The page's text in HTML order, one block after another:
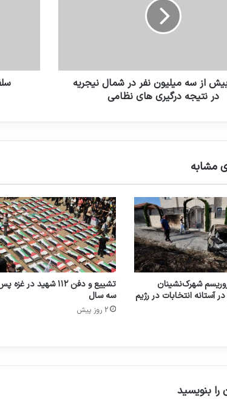
بیش از سه میلیون نفر در شمال نیجریه
در نتیجه درگیری های نظامی
مشابه
شهرک‌نشینان
آستانه انتخابات در رژیم
تشییع و دفن ۱۱۲ شهید در
سه سال
2 روز پیش
را بنویسید